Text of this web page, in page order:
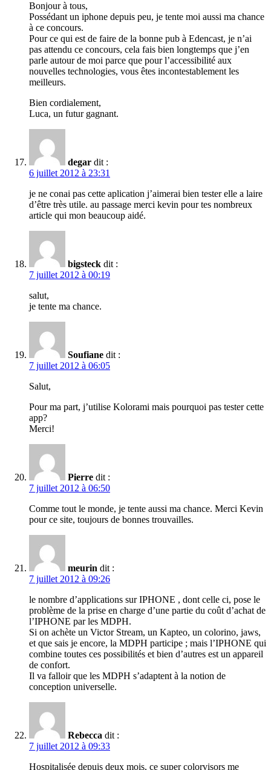
Bonjour à tous,
Possédant un iphone depuis peu, je tente moi aussi ma chance
à ce concours.
Pour ce qui est de faire de la bonne pub à Edencast, je n’ai
pas attendu ce concours, cela fais bien longtemps que j’en
parle autour de moi parce que pour l’accessibilité aux
nouvelles technologies, vous êtes incontestablement les
meilleurs.
Bien cordialement,
Luca, un futur gagnant.
degar dit :
6 juillet 2012 à 23:31
je ne conai pas cette aplication j’aimerai bien tester elle a laire
d’être très utile. au passage merci kevin pour tes nombreux
article qui mon beaucoup aidé.
bigsteck dit :
7 juillet 2012 à 00:19
salut,
je tente ma chance.
Soufiane dit :
7 juillet 2012 à 06:05
Salut,
Pour ma part, j’utilise Kolorami mais pourquoi pas tester cette
app?
Merci!
Pierre dit :
7 juillet 2012 à 06:50
Comme tout le monde, je tente aussi ma chance. Merci Kevin
pour ce site, toujours de bonnes trouvailles.
meurin dit :
7 juillet 2012 à 09:26
le nombre d’applications sur IPHONE , dont celle ci, pose le
problème de la prise en charge d’une partie du coût d’achat de
l’IPHONE par les MDPH.
Si on achète un Victor Stream, un Kapteo, un colorino, jaws,
et que sais je encore, la MDPH participe ; mais l’IPHONE qui
combine toutes ces possibilités et bien d’autres est un appareil
de confort.
Il va falloir que les MDPH s’adaptent à la notion de
conception universelle.
Rebecca dit :
7 juillet 2012 à 09:33
Hospitalisée depuis deux mois, ce super colorvisors me